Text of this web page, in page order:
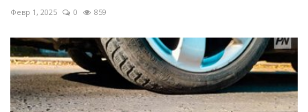
Февр 1, 2025 0 859